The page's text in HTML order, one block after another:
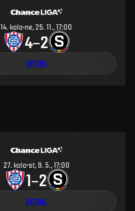
14. kolo ne, 25. 11., 17:00
4–2
DETAIL
27. kolo st, 9. 5., 17:00
1–2
DETAIL